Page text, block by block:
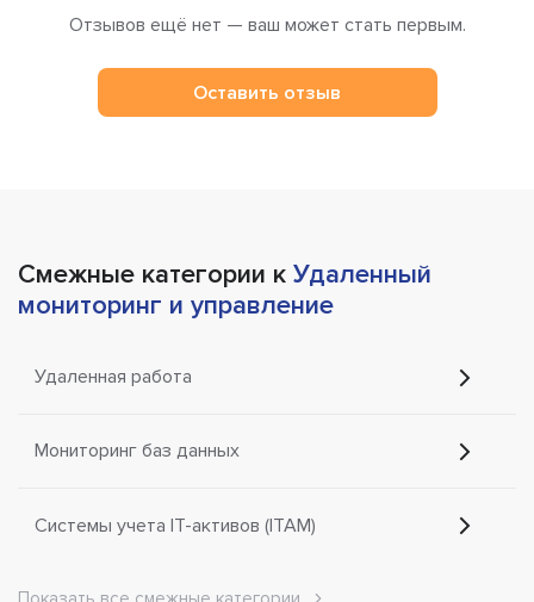
Отзывов ещё нет — ваш может стать первым.
Оставить отзыв
Смежные категории к Удаленный
мониторинг и управление
Удаленная работа
Мониторинг баз данных
Системы учета IT-активов (ITAM)